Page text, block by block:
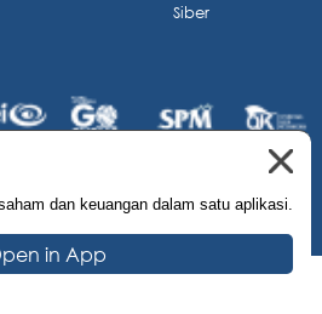
dan keuangan dalam satu aplikasi.
in App
Siber
All Rights Reserved.